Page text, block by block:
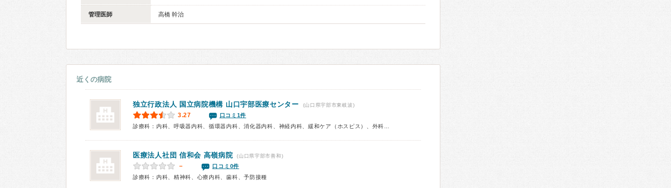
管理医師 高橋 幹治
近くの病院
独立行政法人 国立病院機構 山口宇部医療センター (山口県宇部市東岐波)
3.27
口コミ1件
医療法人社団 信和会 高嶺病院 (山口県宇部市善和)
－
口コミ0件
診療科：内科、精神科、心療内科、歯科、予防接種